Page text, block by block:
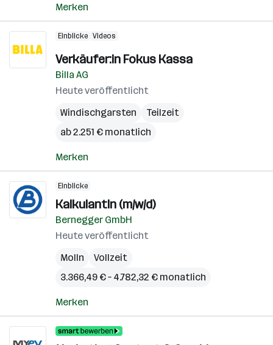
Merken
Einblicke Videos
Verkäufer:in Fokus Kassa
Billa AG
Heute veröffentlicht
Windischgarsten
Teilzeit
ab 2.251 € monatlich
Merken
Einblicke
KalkulantIn (m/w/d)
Bernegger GmbH
Heute veröffentlicht
Molln
Vollzeit
3.366,49 € – 4.782,32 € monatlich
Merken